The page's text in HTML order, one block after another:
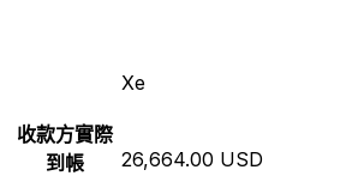
Xe
收款方實際
到帳
26,664.00 USD